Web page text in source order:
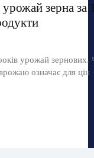
зерна за
урожай
означає для цін